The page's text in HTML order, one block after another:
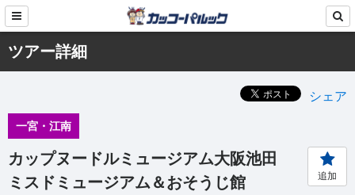
ツアー詳細
シェア
一宮・江南
カップヌードルミュージアム大阪池田
ミスドミュージアム＆おそうじ館
追加